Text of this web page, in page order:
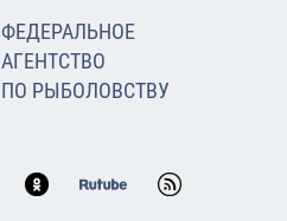
ФЕДЕРАЛЬНОЕ
АГЕНТСТВО
ПО РЫБОЛОВСТВУ